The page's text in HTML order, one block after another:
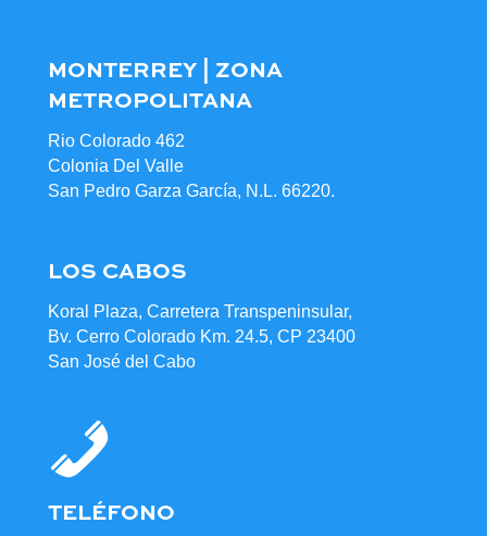
MONTERREY | ZONA
METROPOLITANA
Rio Colorado 462
Colonia Del Valle
San Pedro Garza García, N.L. 66220.
LOS CABOS
Koral Plaza, Carretera Transpeninsular,
Bv. Cerro Colorado Km. 24.5, CP 23400
San José del Cabo
TELÉFONO